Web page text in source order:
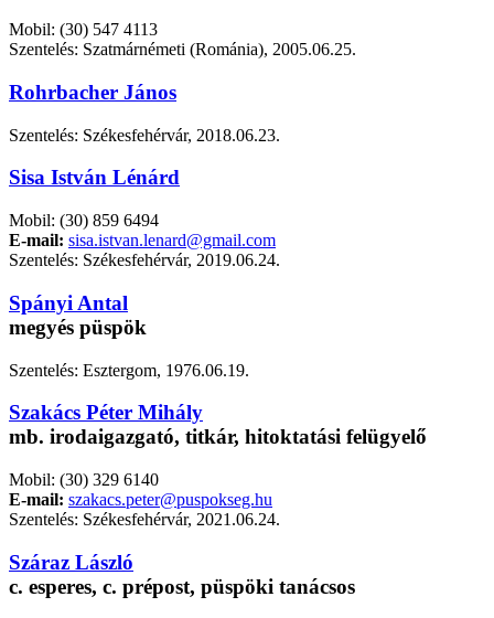
Mobil: (30) 547 4113
Szentelés: Szatmárnémeti (Románia), 2005.06.25.
Rohrbacher János
Szentelés: Székesfehérvár, 2018.06.23.
Sisa István Lénárd
Mobil: (30) 859 6494
E-mail: sisa.istvan.lenard@gmail.com
Szentelés: Székesfehérvár, 2019.06.24.
Spányi Antal
megyés püspök
Szentelés: Esztergom, 1976.06.19.
Szakács Péter Mihály
mb. irodaigazgató, titkár, hitoktatási felügyelő
Mobil: (30) 329 6140
E-mail: szakacs.peter@puspokseg.hu
Szentelés: Székesfehérvár, 2021.06.24.
Száraz László
c. esperes, c. prépost, püspöki tanácsos